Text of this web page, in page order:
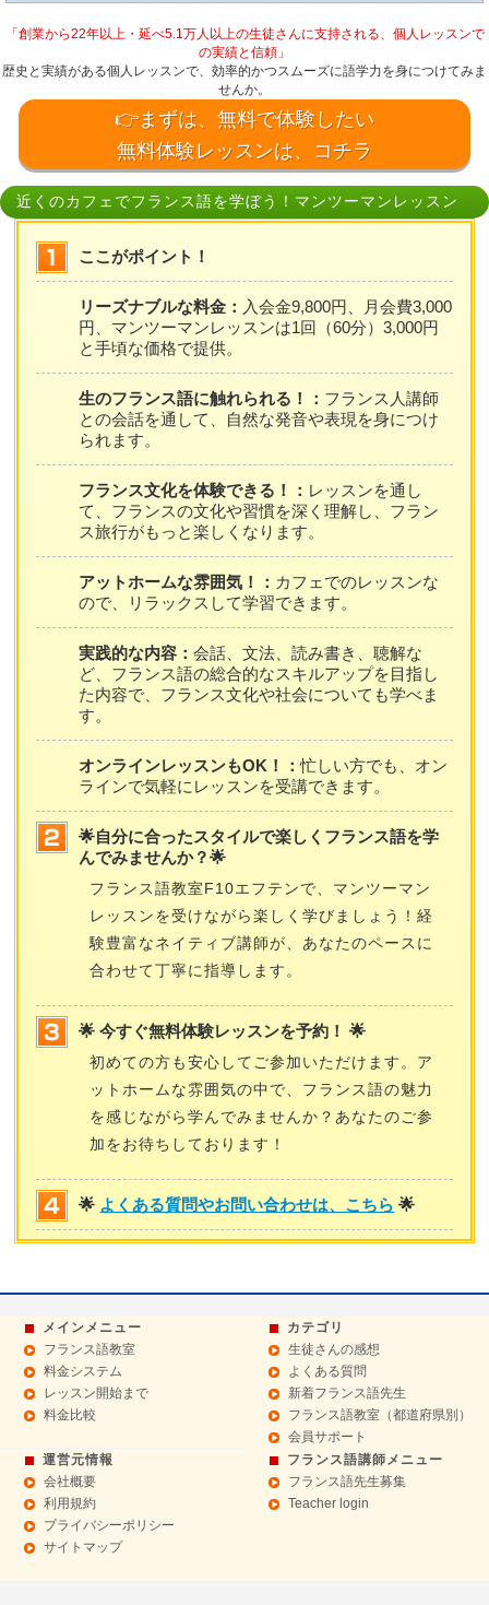
「創業から22年以上・延べ5.1万人以上の生徒さんに支持される、個人レッスンで
の実績と信頼」
歴史と実績がある個人レッスンで、効率的かつスムーズに語学力を身につけてみま
せんか。
👉まずは、無料で体験したい
無料体験レッスンは、コチラ
近くのカフェでフランス語を学ぼう！マンツーマンレッスン
ここがポイント！
リーズナブルな料金： 入会金9,800円、月会費3,000
円、マンツーマンレッスンは1回（60分）3,000円
と手頃な価格で提供。
生のフランス語に触れられる！： フランス人講師
との会話を通して、自然な発音や表現を身につけ
られます。
フランス文化を体験できる！： レッスンを通し
て、フランスの文化や習慣を深く理解し、フラン
ス旅行がもっと楽しくなります。
アットホームな雰囲気！： カフェでのレッスンな
ので、リラックスして学習できます。
実践的な内容：会話、文法、読み書き、聴解な
ど、フランス語の総合的なスキルアップを目指し
た内容で、フランス文化や社会についても学べま
す。
オンラインレッスンもOK！：忙しい方でも、オン
ラインで気軽にレッスンを受講できます。
🌟自分に合ったスタイルで楽しくフランス語を学
んでみませんか？🌟
フランス語教室F10エフテンで、マンツーマン
レッスンを受けながら楽しく学びましょう！経
験豊富なネイティブ講師が、あなたのペースに
合わせて丁寧に指導します。
🌟 今すぐ無料体験レッスンを予約！ 🌟
初めての方も安心してご参加いただけます。ア
ットホームな雰囲気の中で、フランス語の魅力
を感じながら学んでみませんか？あなたのご参
加をお待ちしております！
🌟 よくある質問やお問い合わせは、こちら 🌟
メインメニュー
フランス語教室
料金システム
レッスン開始まで
料金比較
カテゴリ
生徒さんの感想
よくある質問
新着フランス語先生
フランス語教室（都道府県別）
会員サポート
運営元情報
会社概要
利用規約
プライバシーポリシー
サイトマップ
フランス語講師メニュー
フランス語先生募集
Teacher login